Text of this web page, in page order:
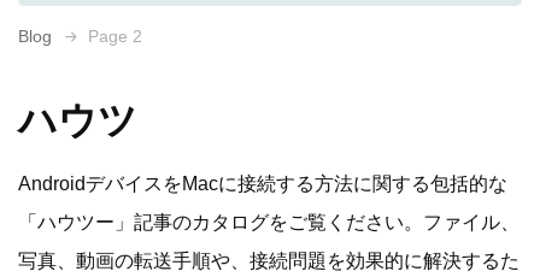
Blog Page 2
ハウツ
AndroidデバイスをMacに接続する方法に関する包括的な
「ハウツー」記事のカタログをご覧ください。ファイル、
写真、動画の転送手順や、接続問題を効果的に解決するた